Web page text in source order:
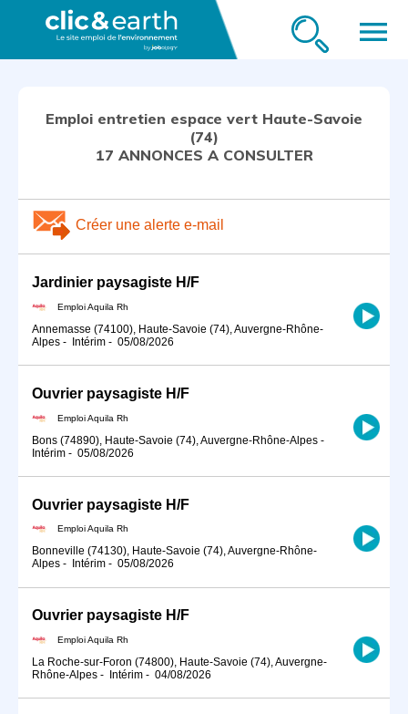
menu
Emploi entretien espace vert Haute-Savoie
(74)
17 ANNONCES A CONSULTER
Créer une alerte e-mail
Jardinier paysagiste H/F
Emploi Aquila Rh
Annemasse (74100), Haute-Savoie (74), Auvergne-Rhône-
Alpes - Intérim - 05/08/2026
Ouvrier paysagiste H/F
Emploi Aquila Rh
Bons (74890), Haute-Savoie (74), Auvergne-Rhône-Alpes -
Intérim - 05/08/2026
Ouvrier paysagiste H/F
Emploi Aquila Rh
Bonneville (74130), Haute-Savoie (74), Auvergne-Rhône-
Alpes - Intérim - 05/08/2026
Ouvrier paysagiste H/F
Emploi Aquila Rh
La Roche-sur-Foron (74800), Haute-Savoie (74), Auvergne-
Rhône-Alpes - Intérim - 04/08/2026